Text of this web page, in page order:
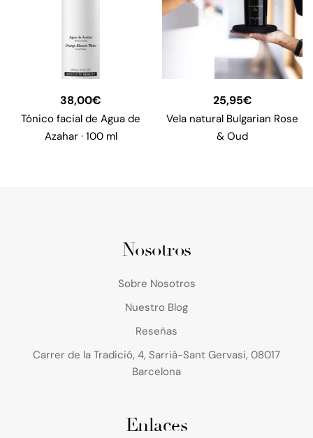
38,00€
Tónico facial de Agua de
Azahar · 100 ml
25,95€
Vela natural Bulgarian Rose
& Oud
Nosotros
Sobre Nosotros
Nuestro Blog
Reseñas
Carrer de la Tradició, 4, Sarrià-Sant Gervasi, 08017
Barcelona
Enlaces